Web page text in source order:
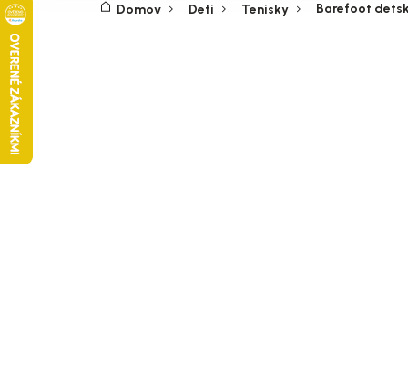
Domov Deti Tenisky Barefoot